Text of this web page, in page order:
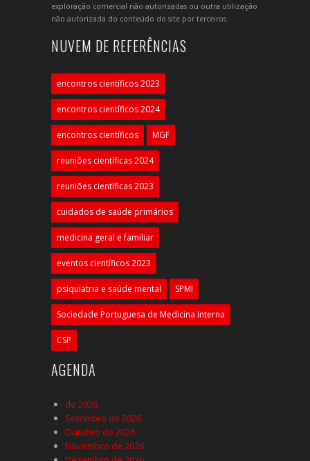
exploração comercial não autorizadas ou outra utilização
não autorizada do conteúdo do site por terceiros.
NUVEM DE REFERÊNCIAS
encontros científicos 2023
encontros científicos 2024
encontros científicos MGF
reuniões científicas 2024
reuniões científicas 2023
cuidados de saúde primários
medicina geral e familiar
eventos científicos 2023
psiquiatria e saúde mental SPMI
Sociedade Portuguesa de Medicina Interna
CSP
AGENDA
de 2026
Setembro de 2026
Outubro de 2026
Novembro de 2026